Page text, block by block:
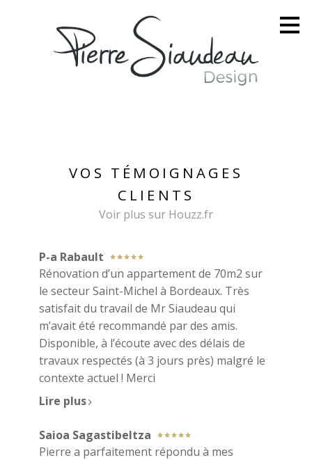
VOS TÉMOIGNAGES
CLIENTS
Voir plus sur Houzz.fr
P-a Rabault
Rénovation d’un appartement de 70m2 sur
le secteur Saint-Michel à Bordeaux. Très
satisfait du travail de Mr Siaudeau qui
m’avait été recommandé par des amis.
Disponible, à l’écoute avec des délais de
travaux respectés (à 3 jours près) malgré le
contexte actuel ! Merci
Lire plus
Saioa Sagastibeltza
Pierre a parfaitement répondu à mes